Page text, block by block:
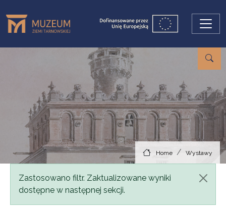
Home Wystawy
Status message
Zastosowano filtr. Zaktualizowane wyniki
dostępne w następnej sekcji.